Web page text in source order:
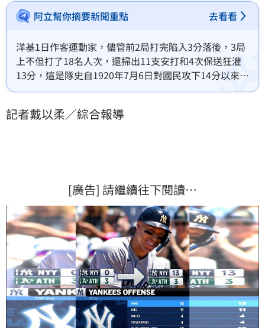
阿立幫你摘要新聞重點 去看看
洋基1日作客運動家，儘管前2局打完陷入3分落後，3局
上不但打了18名人次，還掃出11支安打和4次保送狂灌
13分，這是隊史自1920年7月6日對國民攻下14分以來，
寫下單局最高得分紀錄。
記者戴以柔／綜合報導
[廣告] 請繼續往下閱讀…